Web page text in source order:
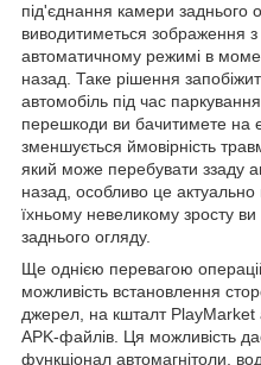
під'єднання камери заднього
виводитиметься зображення з
автоматичному режимі в
назад. Таке рішення
автомобіль під час
перешкоди ви бачитимете на
зменшується ймовірність
який може перебувати ззаду
назад, особливо це актуально
їхньому невеликому зросту
заднього огляду.
Ще однією перевагою
можливість встановлення
джерел, на кшталт
APK-файлів. Ця можливість
функціонал автомагнітоли,